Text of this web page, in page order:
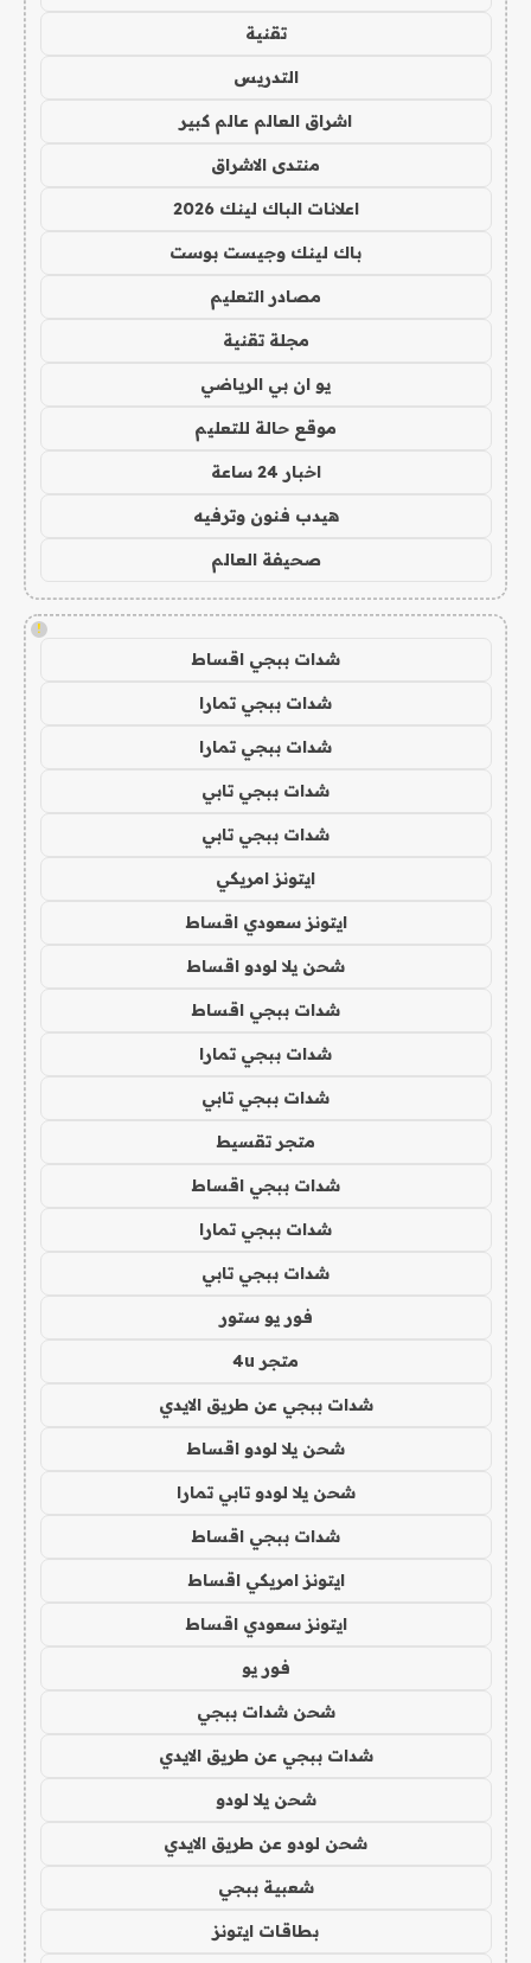
تقنية
التدريس
اشراق العالم عالم كبير
منتدى الاشراق
اعلانات الباك لينك 2026
باك لينك وجيست بوست
مصادر التعليم
مجلة تقنية
يو ان بي الرياضي
موقع حالة للتعليم
اخبار 24 ساعة
هيدب فنون وترفيه
صحيفة العالم
!
شدات ببجي اقساط
شدات ببجي تمارا
شدات ببجي تمارا
شدات ببجي تابي
شدات ببجي تابي
ايتونز امريكي
ايتونز سعودي اقساط
شحن يلا لودو اقساط
شدات ببجي اقساط
شدات ببجي تمارا
شدات ببجي تابي
متجر تقسيط
شدات ببجي اقساط
شدات ببجي تمارا
شدات ببجي تابي
فور يو ستور
متجر 4u
شدات ببجي عن طريق الايدي
شحن يلا لودو اقساط
شحن يلا لودو تابي تمارا
شدات ببجي اقساط
ايتونز امريكي اقساط
ايتونز سعودي اقساط
فور يو
شحن شدات ببجي
شدات ببجي عن طريق الايدي
شحن يلا لودو
شحن لودو عن طريق الايدي
شعبية ببجي
بطاقات ايتونز